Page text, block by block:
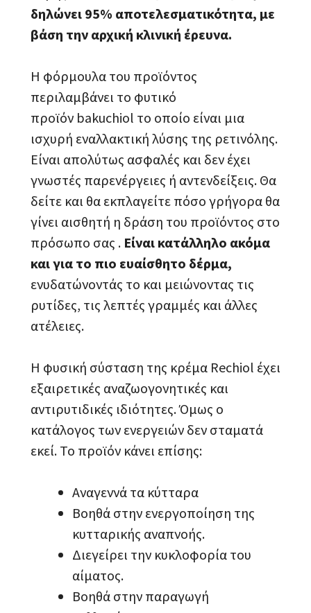
δηλώνει 95% αποτελεσματικότητα, με
βάση την αρχική κλινική έρευνα.
Η φόρμουλα του προϊόντος
περιλαμβάνει το φυτικό
προϊόν bakuchiol το οποίο είναι μια
ισχυρή εναλλακτική λύσης της ρετινόλης.
Είναι απολύτως ασφαλές και δεν έχει
γνωστές παρενέργειες ή αντενδείξεις. Θα
δείτε και θα εκπλαγείτε πόσο γρήγορα θα
γίνει αισθητή η δράση του προϊόντος στο
πρόσωπο σας . Είναι κατάλληλο ακόμα
και για το πιο ευαίσθητο δέρμα,
ενυδατώνοντάς το και μειώνοντας τις
ρυτίδες, τις λεπτές γραμμές και άλλες
ατέλειες.
Η φυσική σύσταση της κρέμα Rechiol έχει
εξαιρετικές αναζωογονητικές και
αντιρυτιδικές ιδιότητες. Όμως ο
κατάλογος των ενεργειών δεν σταματά
εκεί. Το προϊόν κάνει επίσης:
Αναγεννά τα κύτταρα
Βοηθά στην ενεργοποίηση της
κυτταρικής αναπνοής.
Διεγείρει την κυκλοφορία του
αίματος.
Βοηθά στην παραγωγή